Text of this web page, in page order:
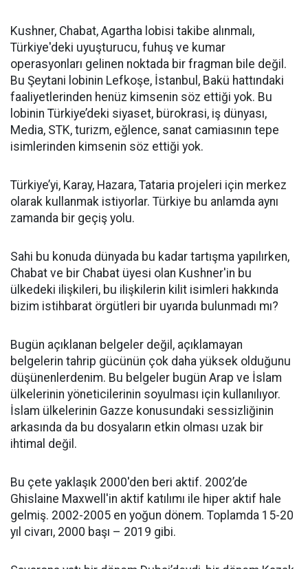
Kushner, Chabat, Agartha lobisi takibe alınmalı,
Türkiye'deki uyuşturucu, fuhuş ve kumar
operasyonları gelinen noktada bir fragman bile değil.
Bu Şeytani lobinin Lefkoşe, İstanbul, Bakü hattındaki
faaliyetlerinden henüz kimsenin söz ettiği yok. Bu
lobinin Türkiye’deki siyaset, bürokrasi, iş dünyası,
Media, STK, turizm, eğlence, sanat camiasının tepe
isimlerinden kimsenin söz ettiği yok.
Türkiye’yi, Karay, Hazara, Tataria projeleri için merkez
olarak kullanmak istiyorlar. Türkiye bu anlamda aynı
zamanda bir geçiş yolu.
Sahi bu konuda dünyada bu kadar tartışma yapılırken,
Chabat ve bir Chabat üyesi olan Kushner'in bu
ülkedeki ilişkileri, bu ilişkilerin kilit isimleri hakkında
bizim istihbarat örgütleri bir uyarıda bulunmadı mı?
Bugün açıklanan belgeler değil, açıklamayan
belgelerin tahrip gücünün çok daha yüksek olduğunu
düşünenlerdenim. Bu belgeler bugün Arap ve İslam
ülkelerinin yöneticilerinin soyulması için kullanılıyor.
İslam ülkelerinin Gazze konusundaki sessizliğinin
arkasında da bu dosyaların etkin olması uzak bir
ihtimal değil.
Bu çete yaklaşık 2000'den beri aktif. 2002’de
Ghislaine Maxwell'in aktif katılımı ile hiper aktif hale
gelmiş. 2002-2005 en yoğun dönem. Toplamda 15-20
yıl civarı, 2000 başı – 2019 gibi.